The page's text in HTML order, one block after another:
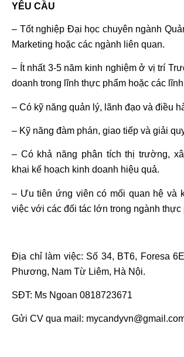
YÊU CẦU
– Tốt nghiệp Đại học chuyên ngành
Marketing hoặc các ngành liên quan.
– Ít nhất 3-5 năm kinh nghiệm ở vị trí
doanh trong lĩnh thực phẩm hoặc các
– Có kỹ năng quản lý, lãnh đạo và điều
– Kỹ năng đàm phán, giao tiếp và giải
– Có khả năng phân tích thị trường,
khai kế hoạch kinh doanh hiệu quả.
– Ưu tiên ứng viên có mối quan hệ và
việc với các đối tác lớn trong ngành thực
Địa chỉ làm việc: Số 34, BT6, Foresa
Phương, Nam Từ Liêm, Hà Nội.
SĐT: Ms Ngoan 0818723671
Gửi CV qua mail: